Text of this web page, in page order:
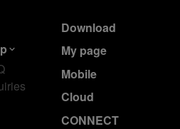
Download
My page
Mobile
Cloud
CONNECT